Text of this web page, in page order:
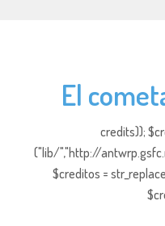
El
credits));
("lib/","http://
$creditos =